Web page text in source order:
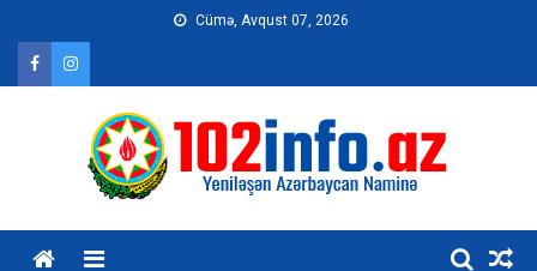
content
Cümə, Avqust 07, 2026